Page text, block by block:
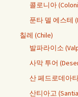
콜로니아
푼타 델 에스테
칠레 (Chile)
발파라이소
사막 투어
산 페드로데아
산티아고